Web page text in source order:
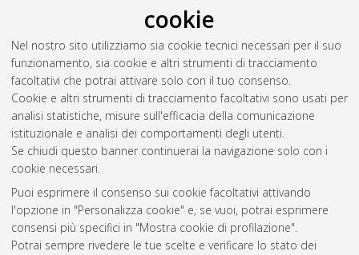
cookie
Nel nostro sito utilizziamo sia cookie tecnici necessari per il suo
funzionamento, sia cookie e altri strumenti di tracciamento
facoltativi che potrai attivare solo con il tuo consenso.
Cookie e altri strumenti di tracciamento facoltativi sono usati per
analisi statistiche, misure sull'efficacia della comunicazione
istituzionale e analisi dei comportamenti degli utenti.
Se chiudi questo banner continuerai la navigazione solo con i
cookie necessari.
Puoi esprimere il consenso sui cookie facoltativi attivando
l'opzione in "Personalizza cookie" e, se vuoi, potrai esprimere
consensi più specifici in "Mostra cookie di profilazione".
Potrai sempre rivedere le tue scelte e verificare lo stato dei
di metalli nel particolato dell'Adriatico Meridionale.[Laurea
magistrale], Università di Bologna, Corso di Studio inAnalisi e
gestione dell'ambiente [LM-DM270] - Ravenna, Documento
full-text non disponibile
Questa lista e' stata generata ilFri Aug 7 15:40:40 2026 CEST
Atom
Rss 1.0
Rss 2.0